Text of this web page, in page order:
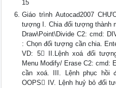
15
Giáo trình Autocad2007
tượng I. Chia đối tượng thành
Draw\Point\Divide C2: cmd:
: Chọn đối tượng cần chia.
VD: 5 II.Lệnh xoá đối
Menu Modify/ Erase C2: cmd:
cần xoá. III. Lệnh phục hồi
OOPS IV. Lệnh huỷ bỏ đối